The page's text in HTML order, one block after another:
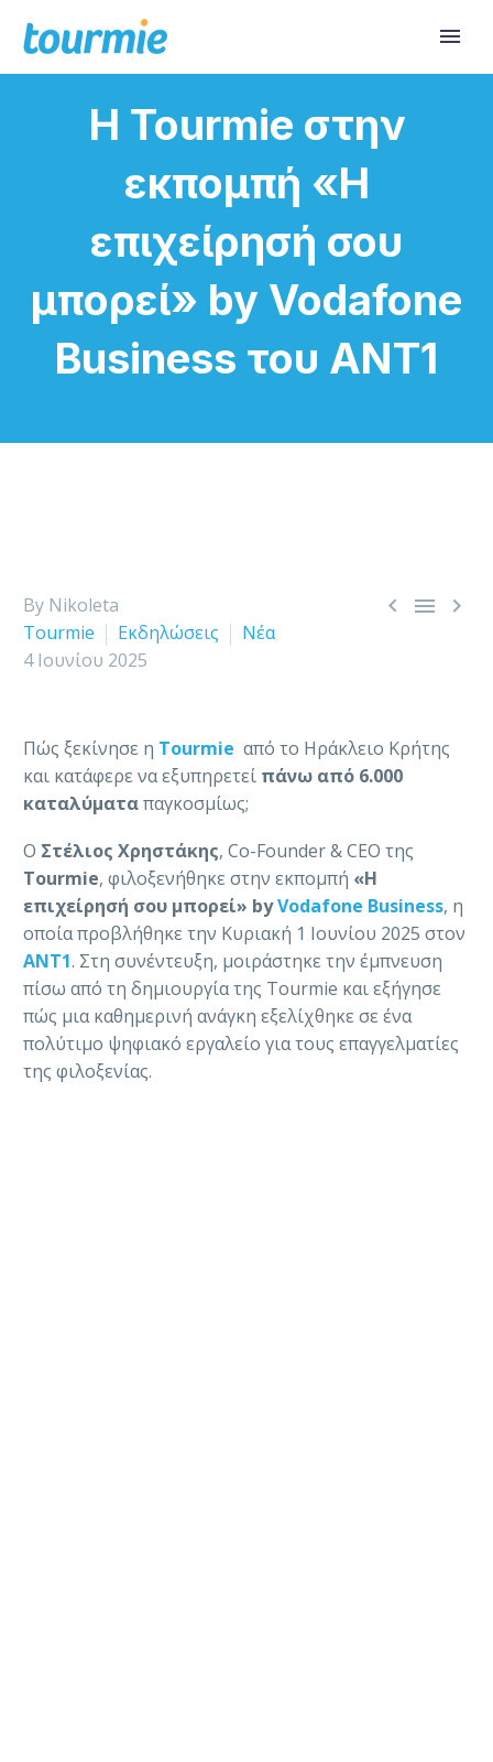
Η Tourmie στην
εκπομπή «Η
επιχείρησή σου
μπορεί» by Vodafone
Business του ANT1
  
By Nikoleta
Tourmie
Εκδηλώσεις
Νέα
4 Ιουνίου 2025
Πώς ξεκίνησε η Tourmie από το Ηράκλειο Κρήτης
και κατάφερε να εξυπηρετεί πάνω από 6.000
καταλύματαπαγκοσμίως;
Ο Στέλιος Χρηστάκης, Co-Founder & CEO της
Tourmie, φιλοξενήθηκε στην εκπομπή «Η
επιχείρησή σου μπορεί» byVodafone Business, η
οποία προβλήθηκε την Κυριακή 1 Ιουνίου 2025 στον
ΑΝΤ1. Στη συνέντευξη, μοιράστηκε την έμπνευση
πίσω από τη δημιουργία της Tourmie και εξήγησε
πώς μια καθημερινή ανάγκη εξελίχθηκε σε ένα
πολύτιμο ψηφιακό εργαλείο για τους επαγγελματίες
της φιλοξενίας.